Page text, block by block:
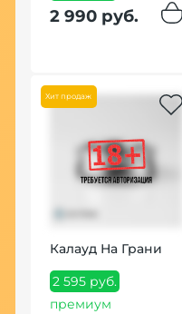
2 990 руб.
Хит продаж
Калауд На Грани
2 595 руб.
премиум